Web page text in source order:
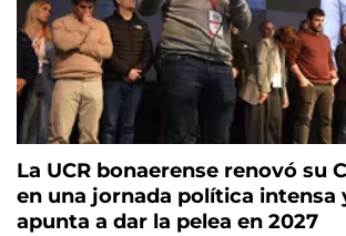
La UCR bonaerense renovó su
en una jornada política intensa
apunta a dar la pelea en 2027